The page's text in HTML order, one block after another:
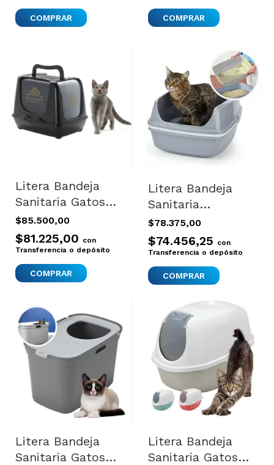
COMPRAR
Litera Bandeja
Sanitaria Gatos
Filtro Olores
Trendy Moderna
$85.500,00
$81.225,00 con
Transferencia o depósito
COMPRAR
Litera Bandeja
Sanitaria
Autolimpiante
Gatos Moderna
Jumbo
$78.375,00
$74.456,25 con
Transferencia o depósito
COMPRAR
Litera Bandeja
Sanitaria Gatos
Litera Bandeja
Sanitaria Gatos